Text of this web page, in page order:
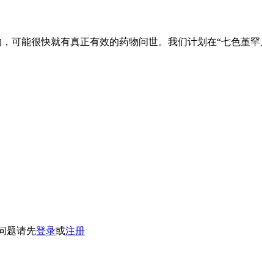
可能很快就有真正有效的药物问世。我们计划在“七色堇
题请先登录或注册